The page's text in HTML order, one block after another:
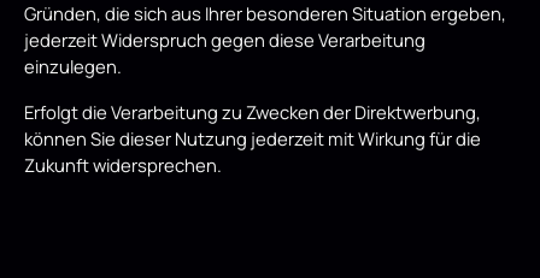
Gründen, die sich aus Ihrer besonderen Situation ergeben,
jederzeit Widerspruch gegen diese Verarbeitung
einzulegen.
Erfolgt die Verarbeitung zu Zwecken der Direktwerbung,
können Sie dieser Nutzung jederzeit mit Wirkung für die
Zukunft widersprechen.